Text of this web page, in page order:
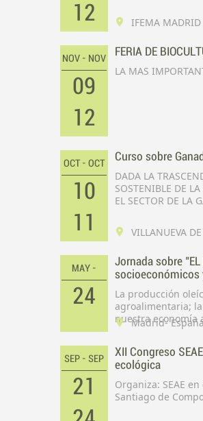
12
IFEMA MADRID
NOV - NOV
09
12
FERIA DE
LA MAS
OCT - OCT
10
11
Curso sobre
DADA LA
SOSTENIBLE DE
EL SECTOR DE LA
VILLANUEVA
MAY -
24
Jornada sobre "EL
socioeconómicos
Climático.
La producción
agroalimentaria;
Madrid-
SEP - SEP
21
XII Congreso
ecológica
Organiza: SEAE
Santiago de